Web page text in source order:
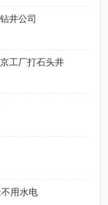
井公司
工厂打石头井
用水电